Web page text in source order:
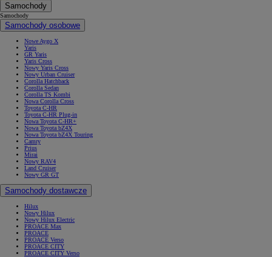
Samochody
Samochody
Samochody osobowe
Nowe Aygo X
Yaris
GR Yaris
Yaris Cross
Nowy Yaris Cross
Nowy Urban Cruiser
Corolla Hatchback
Corolla Sedan
Corolla TS Kombi
Nowa Corolla Cross
Toyota C-HR
Toyota C-HR Plug-in
Nowa Toyota C-HR+
Nowa Toyota bZ4X
Nowa Toyota bZ4X Touring
Camry
Prius
Mirai
Nowy RAV4
Land Cruiser
Nowy GR GT
Samochody dostawcze
Hilux
Nowy Hilux
Nowy Hilux Electric
PROACE Max
PROACE
PROACE Verso
PROACE CITY
PROACE CITY Verso